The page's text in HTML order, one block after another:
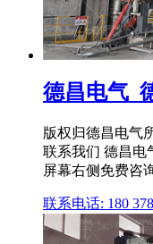
德昌电气_
版权归德昌电气
联系我们 德昌电
屏幕右侧免费咨
联系电话: 180